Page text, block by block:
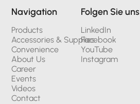
Navigation
Products
Accessories & Supplies
Convenience
About Us
Career
Events
Videos
Contact
Folgen Sie uns
LinkedIn
Facebook
YouTube
Instagram